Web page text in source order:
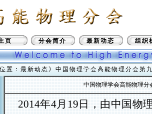
页 分会简介 最新动态 组织
置：最新动态》中国物理学会高能物理分会第
中国物理学会高能物理分
2014年4月19日，由中国物